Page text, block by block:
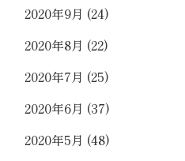
2020年9月 (24)
2020年8月 (22)
2020年7月 (25)
2020年6月 (37)
2020年5月 (48)